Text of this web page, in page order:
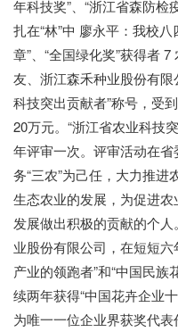
年科技奖”、“浙江省森防检
扎在“林”中 廖永平：我校
章”、“全国绿化奖”获得者
友、浙江森禾种业股份有
科技突出贡献者”称号，受
20万元。“浙江省农业科技
年评审一次。评审活动在
务“三农”为己任，大力推
生态农业的发展，为促进
发展做出积极的贡献的个
业股份有限公司，在短短
产业的领跑者”和“中国民
续两年获得“中国花卉企业
为唯一一位企业界获奖代